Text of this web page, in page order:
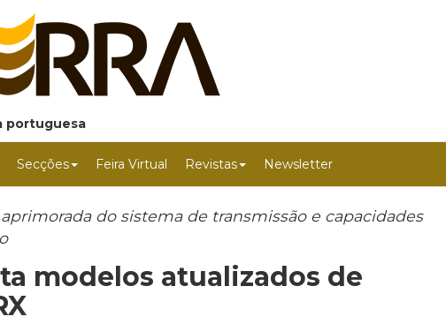
portuguesa
Secções Feira Virtual Revistas Newsletter
do sistema de transmissão e capacidades
modelos atualizados de